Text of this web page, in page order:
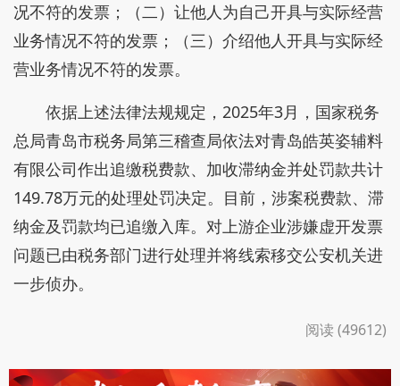
况不符的发票；（二）让他人为自己开具与实际经营
业务情况不符的发票；（三）介绍他人开具与实际经
营业务情况不符的发票。
依据上述法律法规规定，2025年3月，国家税务
总局青岛市税务局第三稽查局依法对青岛皓英姿辅料
有限公司作出追缴税费款、加收滞纳金并处罚款共计
149.78万元的处理处罚决定。目前，涉案税费款、滞
纳金及罚款均已追缴入库。对上游企业涉嫌虚开发票
问题已由税务部门进行处理并将线索移交公安机关进
一步侦办。
阅读 (49612)